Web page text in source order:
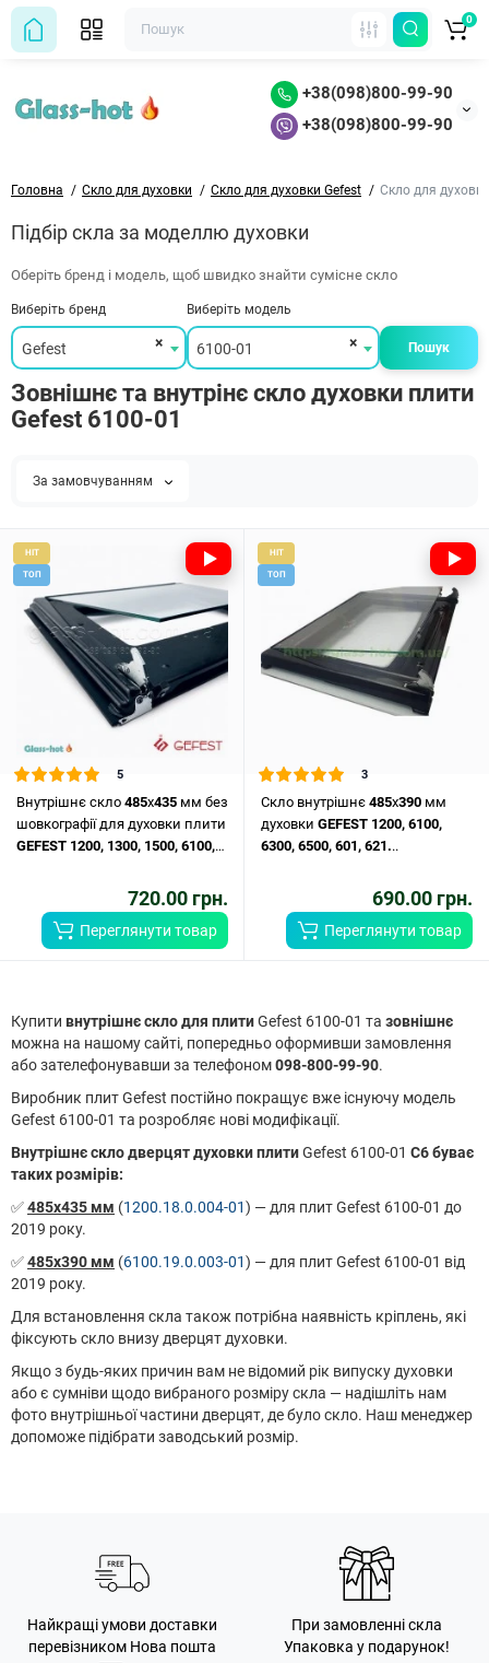
+38(098)800-99-90
+38(098)800-99-90
0
Головна Скло для духовки Скло для духовки Gefest Скло для
Підбір скла за моделлю духовки
Оберіть бренд і модель, щоб швидко знайти сумісне скло
Виберіть бренд
×
Gefest
Виберіть модель
×
6100-01 Пошук
Зовнішнє та внутрінє скло духовки плити
Gefest 6100-01
За замовчуванням
HIT
ТОП
5
Внутрішнє скло 485х435 мм без
шовкографії для духовки плити
GEFEST 1200, 1300, 1500, 6100,
720.00 грн.
Переглянути товар
HIT
ТОП
3
Скло внутрішнє 485x390 мм
духовки GEFEST 1200, 6100,
6300, 6500, 601, 621...
690.00 грн.
Переглянути товар
Купити внутрішнє скло для плитиGefest 6100-01 та зовнішнє
можна на нашому сайті, попередньо оформивши замовлення
або зателефонувавши за телефоном098-800-99-90.
Виробник плит Gefest постійно покращує вже існуючу модель
Gefest 6100-01 та розробляє нові модифікації.
Внутрішнє скло дверцят духовки плитиGefest 6100-01 С6 буває
таких розмірів:
✅485х435 мм (1200.18.0.004-01) — для плит Gefest 6100-01 до
2019 року.
✅485х390 мм (6100.19.0.003-01) — для плит Gefest 6100-01 від
2019 року.
Для встановлення скла також потрібна наявність кріплень, які
фіксують скло внизу дверцят духовки.
Якщо з будь-яких причин вам не відомий рік випуску духовки
або є сумніви щодо вибраного розміру скла — надішліть нам
фото внутрішньої частини дверцят, де було скло. Наш менеджер
допоможе підібрати заводський розмір.
Найкращі умови доставки
перевізником Нова пошта
При замовленні скла
Упаковка у подарунок!